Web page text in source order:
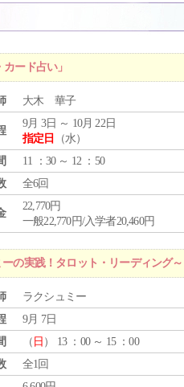
ード占い」
大木 華子
9月 3日 ～ 10月 22日
指定日
（水）
11 ：30 ～ 12 ：50
全6回
22,770円
一般22,770円/入学者20,460円
ーの実践！タロット・リーディング
ラクシュミー
9月 7日
（ 日 ） 13 ：00 ～ 15 ：00
全1回